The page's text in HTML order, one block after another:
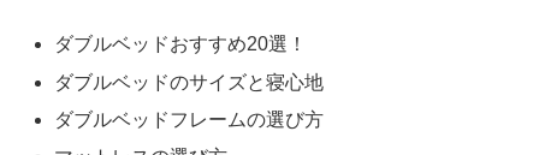
ダブルベッドおすすめ20選！
ダブルベッドのサイズと寝心地
ダブルベッドフレームの選び方